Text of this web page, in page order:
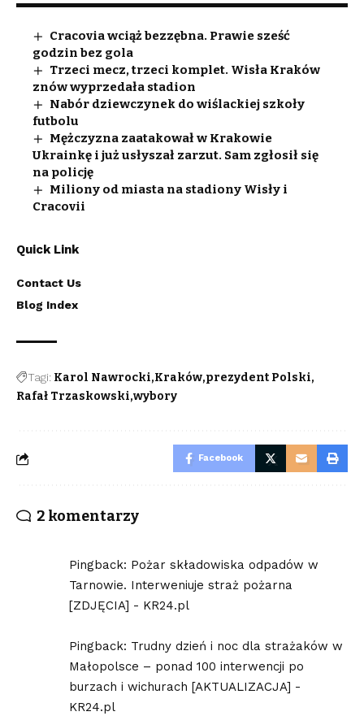
Cracovia wciąż bezzębna. Prawie sześć
godzin bez gola
Trzeci mecz, trzeci komplet. Wisła Kraków
znów wyprzedała stadion
Nabór dziewczynek do wiślackiej szkoły
futbolu
Mężczyzna zaatakował w Krakowie
Ukrainkę i już usłyszał zarzut. Sam zgłosił się
na policję
Miliony od miasta na stadiony Wisły i
Cracovii
Quick Link
Contact Us
Blog Index
Tagi: Karol Nawrocki Kraków prezydent Polski
Rafał Trzaskowski wybory
Facebook
2 komentarzy
Pingback: Pożar składowiska odpadów w
Tarnowie. Interweniuje straż pożarna
[ZDJĘCIA] - KR24.pl
Pingback: Trudny dzień i noc dla strażaków w
Małopolsce – ponad 100 interwencji po
burzach i wichurach [AKTUALIZACJA] -
KR24.pl